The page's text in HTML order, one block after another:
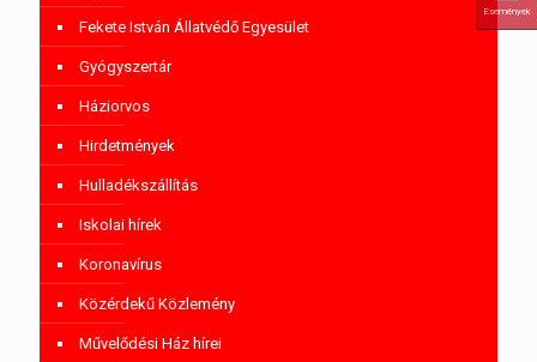
Fekete István Állatvédő Egyesület
Gyógyszertár
Háziorvos
Hirdetmények
Hulladékszállítás
Iskolai hírek
Koronavírus
Közérdekű Közlemény
Művelődési Ház hírei
Események